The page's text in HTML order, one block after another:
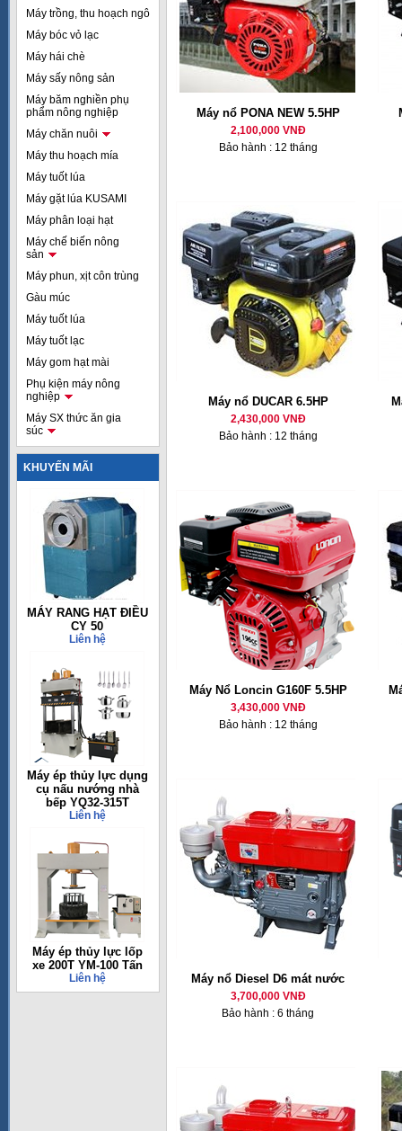
Máy trồng, thu hoạch ngô
Máy bóc vỏ lạc
Máy hái chè
Máy sấy nông sản
Máy băm nghiền phụ
phẩm nông nghiệp
Máy chăn nuôi
Máy thu hoạch mía
Máy tuốt lúa
Máy gặt lúa KUSAMI
Máy phân loại hạt
Máy chế biến nông
sản
Máy phun, xịt côn trùng
Gàu múc
Máy tuốt lúa
Máy tuốt lạc
Máy gom hạt mài
Phụ kiện máy nông
nghiệp
Máy SX thức ăn gia
súc
KHUYẾN MÃI
MÁY RANG HẠT ĐIỀU
CY 50
Liên hệ
Máy ép thủy lực dụng
cụ nấu nướng nhà
bếp YQ32-315T
Liên hệ
Máy ép thủy lực lốp
xe 200T YM-100 Tấn
Liên hệ
Máy nổ PONA NEW 5.5HP
2,100,000 VNĐ
Bảo hành : 12 tháng
Máy nổ DUCAR 6.5HP
2,430,000 VNĐ
Bảo hành : 12 tháng
Máy Nổ Loncin G160F 5.5HP
3,430,000 VNĐ
Bảo hành : 12 tháng
Máy nổ Diesel D6 mát nước
3,700,000 VNĐ
Bảo hành : 6 tháng